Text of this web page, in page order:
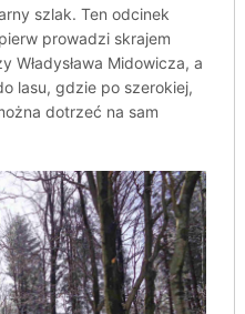
szlak. Ten odcinek
prowadzi skrajem
Władysława Midowicza, a
lasu, gdzie po szerokiej,
dotrzeć na sam